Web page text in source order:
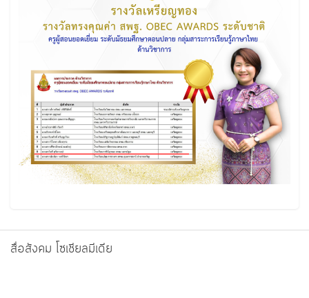
สื่อสังคม โซเชียลมีเดีย